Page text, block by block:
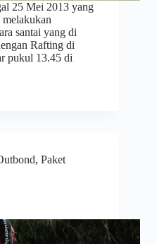
25 Mei 2013 yang
santai yang di
Rafting di
pukul 13.45 di
, Paket